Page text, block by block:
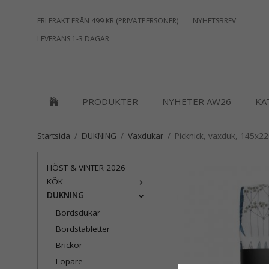
FRI FRAKT FRÅN 499 KR (PRIVATPERSONER)
NYHETSBREV
LEVERANS 1-3 DAGAR
PRODUKTER NYHETER AW26
Startsida / DUKNING / Vaxdukar / Picknick, vaxduk,
HÖST & VINTER 2026
KÖK
DUKNING
Bordsdukar
Bordstabletter
Brickor
Löpare